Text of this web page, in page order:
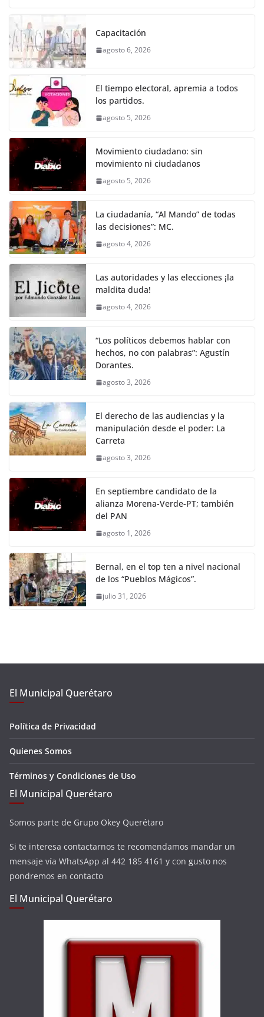
k
c
e
b
o
o
k
itt
er s
A
p
e
n
er
Capacitación
agosto 6, 2026
El tiempo electoral, apremia a todos
los partidos.
agosto 5, 2026
Movimiento ciudadano: sin
movimiento ni ciudadanos
agosto 5, 2026
La ciudadanía, “Al Mando” de todas
las decisiones”: MC.
agosto 4, 2026
Las autoridades y las elecciones ¡la
maldita duda!
agosto 4, 2026
“Los políticos debemos hablar con
hechos, no con palabras”: Agustín
Dorantes.
agosto 3, 2026
El derecho de las audiencias y la
manipulación desde el poder: La
Carreta
agosto 3, 2026
En septiembre candidato de la
alianza Morena-Verde-PT; también
del PAN
agosto 1, 2026
Bernal, en el top ten a nivel nacional
de los “Pueblos Mágicos”.
julio 31, 2026
El Municipal Querétaro
Política de Privacidad
Quienes Somos
Términos y Condiciones de Uso
El Municipal Querétaro
Somos parte de Grupo Okey Querétaro
Si te interesa contactarnos te recomendamos mandar un
mensaje vía WhatsApp al 442 185 4161 y con gusto nos
pondremos en contacto
El Municipal Querétaro